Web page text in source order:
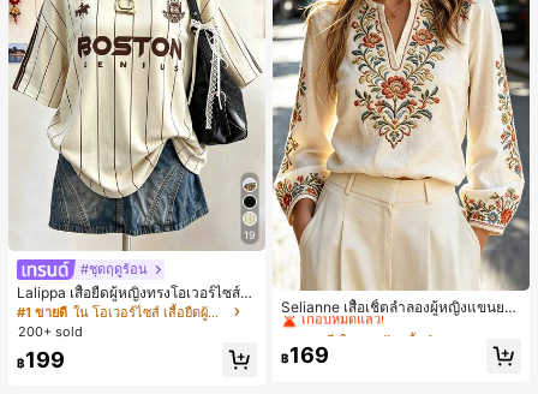
19
#ชุดฤดูร้อน
Lalippa เสื้อยืดผู้หญิงทรงโอเวอร์ไซส์ค
วามยาวกลาง คอกลม ไหล่ตก ลายพิมพ์
ตัวอักษรและลายทางแนวตั้ง สไตล์แฟชั่
#1 ขายดี
ใน โอเวอร์ไซส์ เสื้อยืดผู้หญิง
200+ sold
฿199
Selianne เสื้อเชิ้ตลำลองผู้หญิงแขนยา
ว คอวีเว้า ลายดอกไม้
#2 ขายดี
ใน งานปัก เสื้อทำงาน
เกือบหมดแล้ว!
#2 ขายดี ใน งานปัก เสื้อทำงาน
เกือบหมดแล้ว!
#2 ขายดี ใน งานปัก เสื้อทำงาน
เกือบหมดแล้ว!
#2 ขายดี
฿169